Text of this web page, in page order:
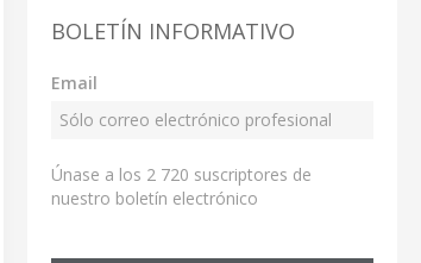
BOLETÍN INFORMATIVO
Email
Únase a los 2 720 suscriptores de
nuestro boletín electrónico